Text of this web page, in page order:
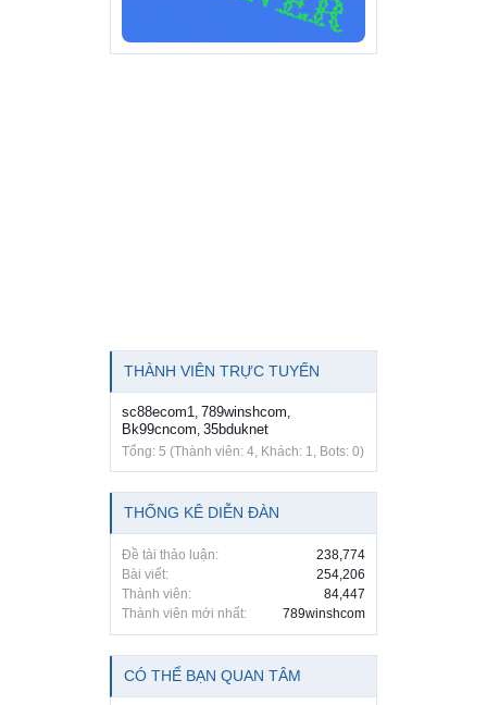
THÀNH VIÊN TRỰC TUYẾN
sc88ecom1, 789winshcom,
Bk99cncom, 35bduknet
Tổng: 5 (Thành viên: 4, Khách: 1, Bots: 0)
THỐNG KÊ DIỄN ĐÀN
Đề tài thảo luận:
238,774
Bài viết:
254,206
Thành viên:
84,447
Thành viên mới nhất:
789winshcom
CÓ THỂ BẠN QUAN TÂM